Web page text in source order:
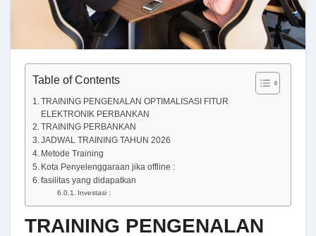
Table of Contents
TRAINING PENGENALAN OPTIMALISASI FITUR
ELEKTRONIK PERBANKAN
TRAINING PERBANKAN
JADWAL TRAINING TAHUN 2026
Metode Training
Kota Penyelenggaraan jika offline :
fasilitas yang didapatkan
Investasi :
TRAINING PENGENALAN